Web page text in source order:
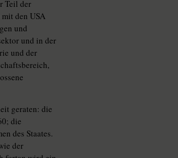
Teil der
den USA
und
und in der
und der
geraten: die
die
des Staates.
der